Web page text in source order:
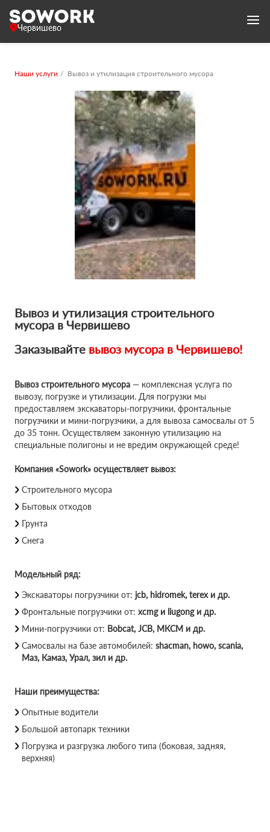
Червишево
Наши услуги Вывоз и утилизация строительного мусора
Вывоз и утилизация строительного
мусора в Червишево
Заказывайте вывоз мусора в Червишево!
Вывоз строительного мусора — комплексная услуга по
вывозу, погрузке и утилизации. Для погрузки мы
предоставляем экскаваторы-погрузчики, фронтальные
погрузчики и мини-погрузчики, а для вывоза самосвалы от 5
до 35 тонн. Осуществляем законную утилизацию на
специальные полигоны и не вредим окружающей среде!
Компания «Sowork» осуществляет вывоз:
Строительного мусора
Бытовых отходов
Грунта
Снега
Модельный ряд:
Экскаваторы погрузчики от: jcb, hidromek, terex и др.
Фронтальные погрузчики от: xcmg и liugong и др.
Мини-погрузчики от: Bobcat, JCB, МКСМ и др.
Самосвалы на базе автомобилей: shacman, howo, scania,
Маз, Камаз, Урал, зил и др.
Наши преимущества:
Опытные водители
Большой автопарк техники
Погрузка и разгрузка любого типа (боковая, задняя,
верхняя)